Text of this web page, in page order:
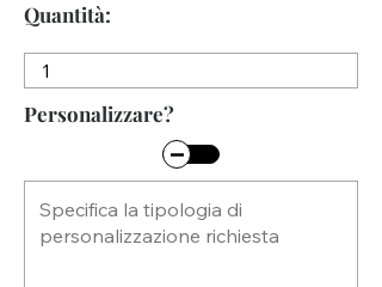
Quantità:
Personalizzare?